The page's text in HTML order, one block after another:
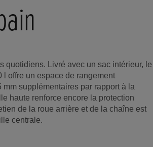
quotidiens. Livré avec un sac intérieur, le
l offre un espace de rangement
mm supplémentaires par rapport à la
haute renforce encore la protection
de la roue arrière et de la chaîne est
centrale.